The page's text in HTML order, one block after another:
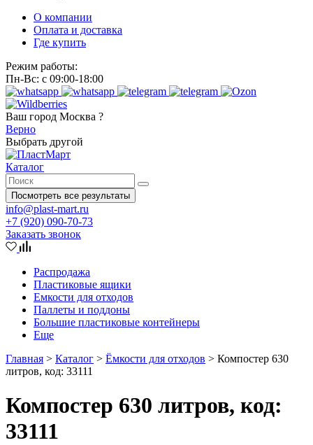
О компании
Оплата и доставка
Где купить
Режим работы:
Пн-Вс: с 09:00-18:00
Ваш город Москва ?
Верно
Выбрать другой
Каталог
Посмотреть все результаты
info@plast-mart.ru
+7 (920) 090-70-73
Заказать звонок
Распродажа
Пластиковые ящики
Емкости для отходов
Паллеты и поддоны
Большие пластиковые контейнеры
Еще
Главная > Каталог > Ёмкости для отходов > Компостер 630
литров, код: 33111
Компостер 630 литров, код:
33111